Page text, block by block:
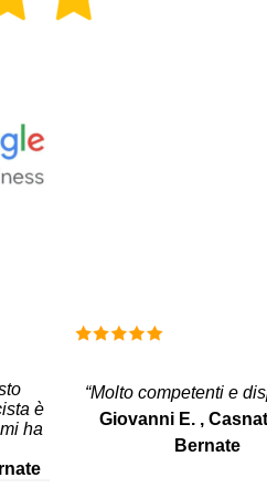
è
ha
“Molto competenti e
Giovanni E. ,
Bernate